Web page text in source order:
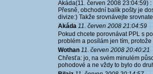
Akáda(11. červen 2008 23:04:59) :
Přesně, obchodní balík pošty je
divize:) Takže srovnávejte
Akáda 11. červen 2008 21:04:59
Pokud chcete porovnávat PPL s
problém a posílám jen tím,
Wothan 11. červen 2008 20:40:21
Chřesťa: jo, na svém minulém
pohodové a ne vždy to bylo do